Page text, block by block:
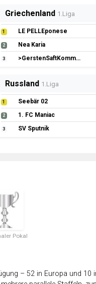
Griechenland 1.Liga
1 LE PELLEponese
2 Nea Karia
3 >GerstenSaftKommando
Russland 1.Liga
1 Seebär 02
2 1. FC Maniac
3 SV Sputnik
Pokal
– 52 in Europa und 10